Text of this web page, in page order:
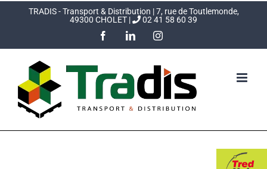
Passer
contenu
TRADIS - Transport & Distribution | 7, rue de Toutlemonde,
49300 CHOLET |
02 41 58 60 39
FacebookLinkedInInstagram